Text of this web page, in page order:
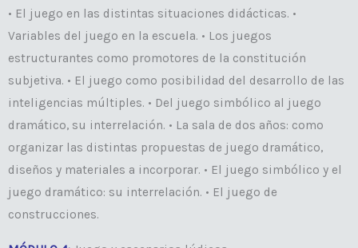
• El juego en las distintas situaciones didácticas. •
Variables del juego en la escuela. • Los juegos
estructurantes como promotores de la constitución
subjetiva. • El juego como posibilidad del desarrollo de las
inteligencias múltiples. • Del juego simbólico al juego
dramático, su interrelación. • La sala de dos años: como
organizar las distintas propuestas de juego dramático,
diseños y materiales a incorporar. • El juego simbólico y el
juego dramático: su interrelación. • El juego de
construcciones.